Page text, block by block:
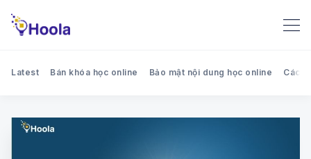
Latest Bán khóa học online Bảo mật nội dung học online Cách